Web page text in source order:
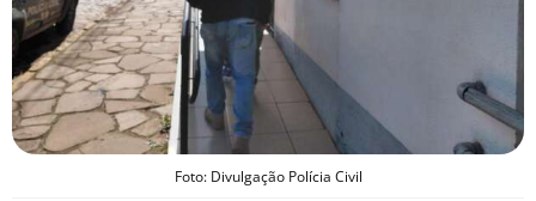
Foto: Divulgação Polícia Civil